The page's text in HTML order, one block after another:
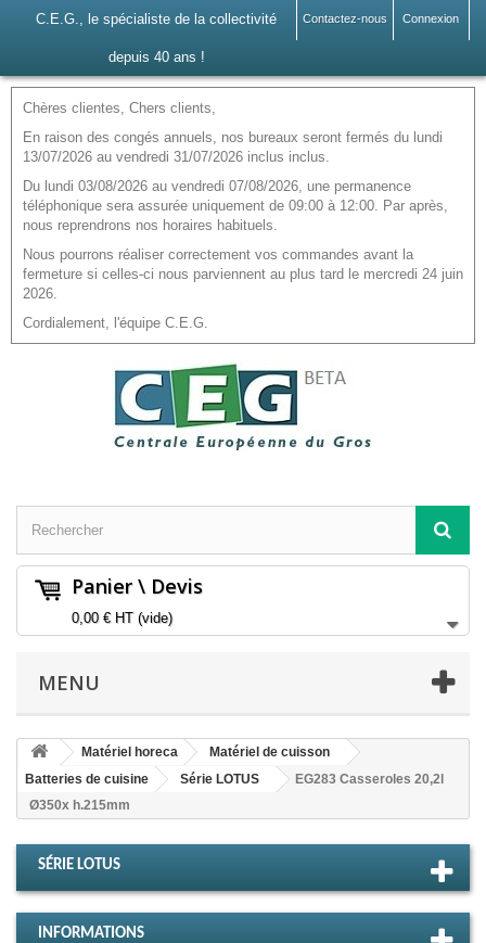
Connexion
Contactez-nous
C.E.G., le spécialiste de la collectivité
depuis 40 ans !
Chères clientes, Chers clients,
En raison des congés annuels, nos bureaux seront fermés du lundi
13/07/2026 au vendredi 31/07/2026 inclus inclus.
Du lundi 03/08/2026 au vendredi 07/08/2026, une permanence
téléphonique sera assurée uniquement de 09:00 à 12:00. Par après,
nous reprendrons nos horaires habituels.
Nous pourrons réaliser correctement vos commandes avant la
fermeture si celles-ci nous parviennent au plus tard le mercredi 24 juin
2026.
Cordialement, l'équipe C.E.G.
Panier \ Devis
0,00 €HT (vide)
MENU
Matériel horeca
Matériel de cuisson
Batteries de cuisine
Série LOTUS
EG283 Casseroles 20,2l
Ø350x h.215mm
SÉRIE LOTUS
INFORMATIONS